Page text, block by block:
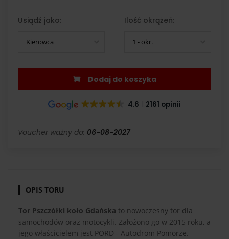
Usiądź jako:
Kierowca
Ilość okrążeń:
1 - okr.
Dodaj do koszyka
4.6 2161 opinii
Voucher ważny do: 06-08-2027
OPIS TORU
Tor Pszczółki koło Gdańska to nowoczesny tor dla
samochodów oraz motocykli. Założono go w 2015 roku, a
jego właścicielem jest PORD - Autodrom Pomorze.